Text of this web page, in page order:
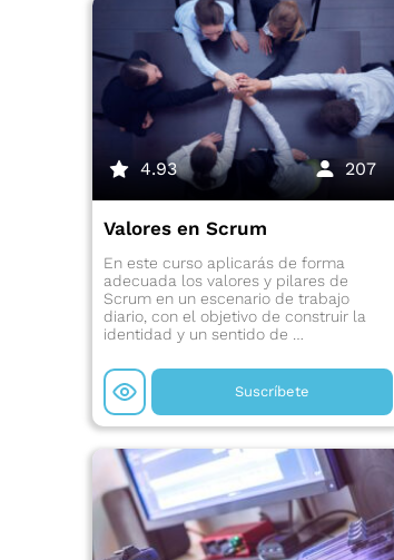
4.93 207
Valores en Scrum
En este curso aplicarás de forma
adecuada los valores y pilares de
Scrum en un escenario de trabajo
diario, con el objetivo de construir la
identidad y un sentido de …
Suscríbete